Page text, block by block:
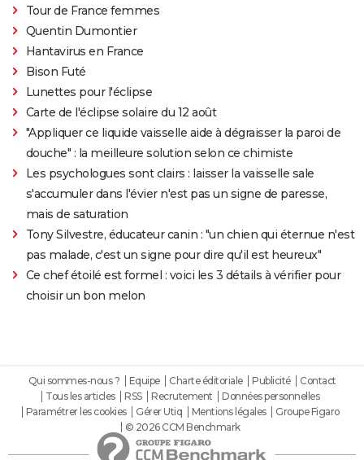
Tour de France femmes
Quentin Dumontier
Hantavirus en France
Bison Futé
Lunettes pour l'éclipse
Carte de l'éclipse solaire du 12 août
"Appliquer ce liquide vaisselle aide à dégraisser la paroi de
douche" : la meilleure solution selon ce chimiste
Les psychologues sont clairs : laisser la vaisselle sale
s'accumuler dans l'évier n'est pas un signe de paresse,
mais de saturation
Tony Silvestre, éducateur canin : "un chien qui éternue n'est
pas malade, c'est un signe pour dire qu'il est heureux"
Ce chef étoilé est formel : voici les 3 détails à vérifier pour
choisir un bon melon
Qui sommes-nous ? Equipe Charte éditoriale Publicité
Contact
Tous les articles
RSS Recrutement
Données personnelles
Paramétrer les cookies
Gérer Utiq Mentions légales
Groupe Figaro
© 2026 CCM Benchmark